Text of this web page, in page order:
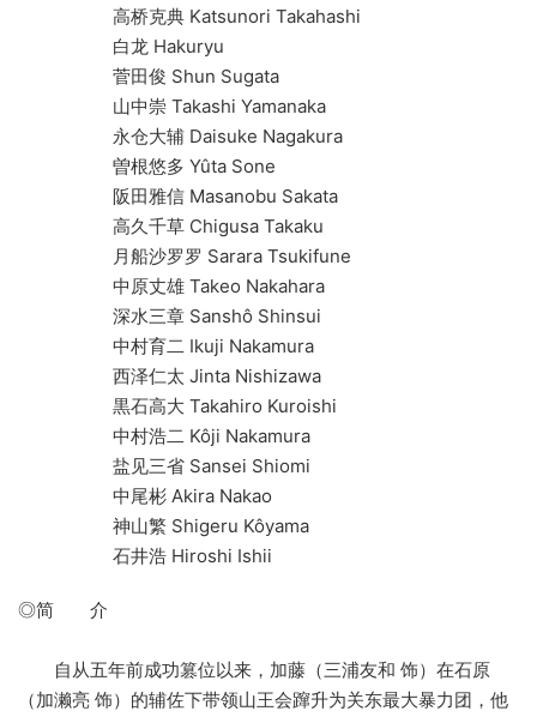
高桥克典 Katsunori Takahashi
白龙 Hakuryu
菅田俊 Shun Sugata
山中崇 Takashi Yamanaka
永仓大辅 Daisuke Nagakura
曽根悠多 Yûta Sone
阪田雅信 Masanobu Sakata
高久千草 Chigusa Takaku
月船沙罗罗 Sarara Tsukifune
中原丈雄 Takeo Nakahara
深水三章 Sanshô Shinsui
中村育二 Ikuji Nakamura
西泽仁太 Jinta Nishizawa
黒石高大 Takahiro Kuroishi
中村浩二 Kôji Nakamura
盐见三省 Sansei Shiomi
中尾彬 Akira Nakao
神山繁 Shigeru Kôyama
石井浩 Hiroshi Ishii
◎简 介
自从五年前成功篡位以来，加藤（三浦友和 饰）在石原
（加濑亮 饰）的辅佐下带领山王会蹿升为关东最大暴力团，他